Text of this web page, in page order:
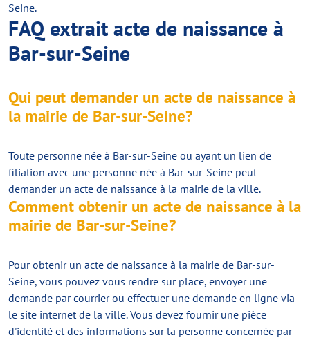
Seine.
FAQ extrait acte de naissance à
Bar-sur-Seine
Qui peut demander un acte de naissance à
la mairie de Bar-sur-Seine?
Toute personne née à Bar-sur-Seine ou ayant un lien de
filiation avec une personne née à Bar-sur-Seine peut
demander un acte de naissance à la mairie de la ville.
Comment obtenir un acte de naissance à la
mairie de Bar-sur-Seine?
Pour obtenir un acte de naissance à la mairie de Bar-sur-
Seine, vous pouvez vous rendre sur place, envoyer une
demande par courrier ou effectuer une demande en ligne via
le site internet de la ville. Vous devez fournir une pièce
d'identité et des informations sur la personne concernée par